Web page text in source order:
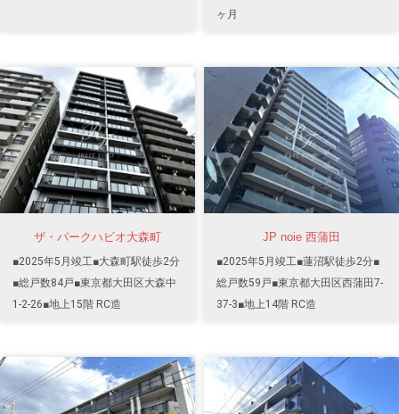
ヶ月
ザ・パークハビオ大森町
■2025年5月竣工■大森町駅徒歩2分
■総戸数84戸■東京都大田区大森中
1-2-26■地上15階 RC造
JP noie 西蒲田
■2025年5月竣工■蓮沼駅徒歩2分■
総戸数59戸■東京都大田区西蒲田7-
37-3■地上14階 RC造